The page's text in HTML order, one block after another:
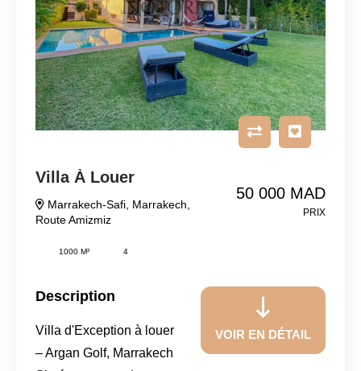
Villa À Louer
Marrakech-Safi Marrakech
Route Amizmiz
50 000 MAD
PRIX
1000 M² 4
Description
Villa d'Exception à louer
– Argan Golf, Marrakech
VOIR EN DÉTAIL